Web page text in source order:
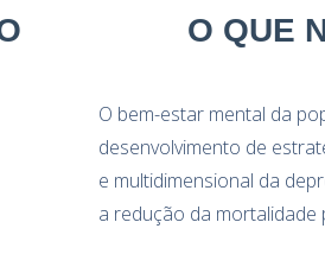
O QUE
O bem-estar mental da
desenvolvimento de
e multidimensional da
a redução da mortalidade